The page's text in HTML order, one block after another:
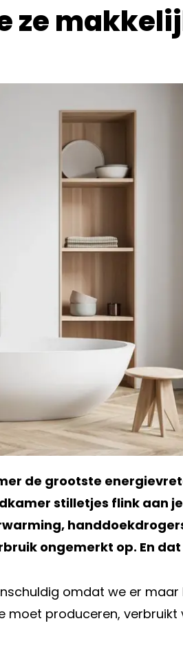
ze
de grootste
stilletjes flink aan
ongemerkt op. En
omdat we er
moet produceren,